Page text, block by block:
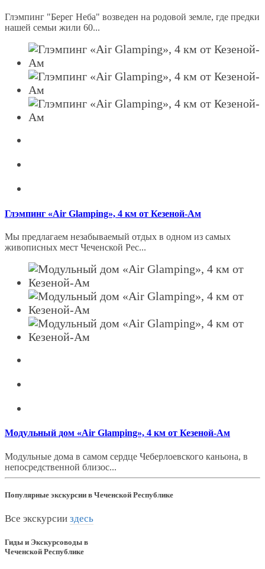
Глэмпинг "Берег Неба" возведен на родовой земле, где предки
нашей семьи жили 60...
Глэмпинг «Air Glamping», 4 км от Кезеной-Ам
Мы предлагаем незабываемый отдых в одном из самых
живописных мест Чеченской Рес...
Модульный дом «Air Glamping», 4 км от Кезеной-Ам
Модульные дома в самом сердце Чеберлоевского каньона, в
непосредственной близос...
Популярные экскурсии в Чеченской Республике
Все экскурсии здесь
Гиды и Экскурсоводы в
Чеченской Республике